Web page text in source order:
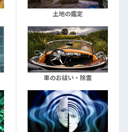
土地の鑑定
車のお祓い・除霊